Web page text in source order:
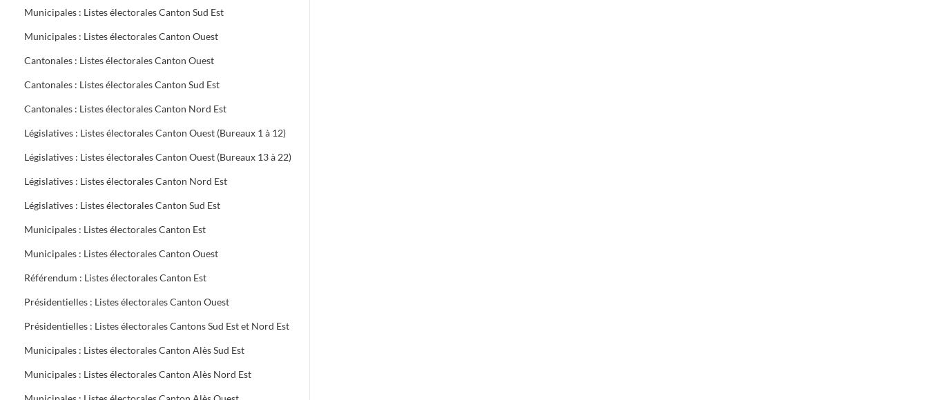
Municipales : Listes électorales Canton Sud Est
Municipales : Listes électorales Canton Ouest
Cantonales : Listes électorales Canton Ouest
Cantonales : Listes électorales Canton Sud Est
Cantonales : Listes électorales Canton Nord Est
Législatives : Listes électorales Canton Ouest (Bureaux 1 à 12)
Législatives : Listes électorales Canton Ouest (Bureaux 13 à 22)
Législatives : Listes électorales Canton Nord Est
Législatives : Listes électorales Canton Sud Est
Municipales : Listes électorales Canton Est
Municipales : Listes électorales Canton Ouest
Référendum : Listes électorales Canton Est
Présidentielles : Listes électorales Canton Ouest
Présidentielles : Listes électorales Cantons Sud Est et Nord Est
Municipales : Listes électorales Canton Alès Sud Est
Municipales : Listes électorales Canton Alès Nord Est